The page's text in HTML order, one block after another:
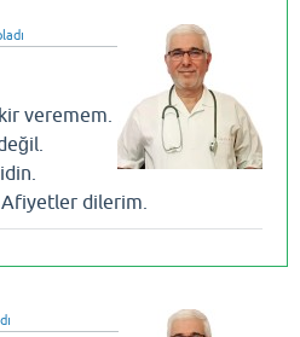
veremem.
dilerim.